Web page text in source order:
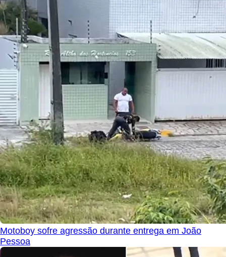
Motoboy sofre agressão durante entrega em João
Pessoa